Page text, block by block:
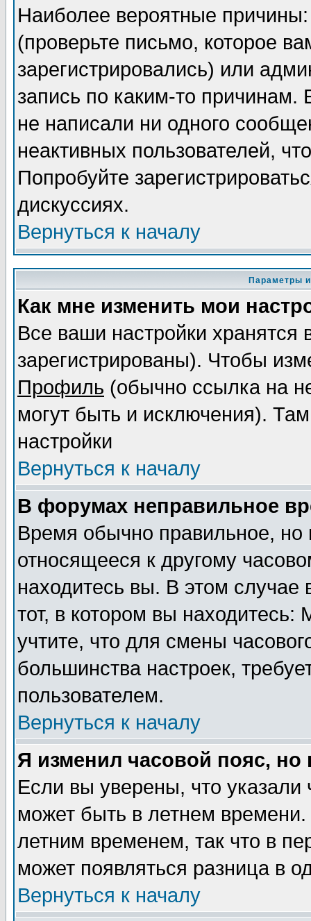
Наиболее вероятные
(проверьте письмо, которое
зарегистрировались) или
запись по каким-то
не написали ни одного
неактивных пользователей,
Попробуйте
дискуссиях.
Вернуться к началу
Параметры
Как мне изменить мои
Все ваши настройки
зарегистрированы). Чтобы
Профиль (обычно ссылка на
могут быть и исключения).
настройки
Вернуться к началу
В форумах неправильное
Время обычно правильное,
относящееся к другому
находитесь вы. В этом
тот, в котором вы
учтите, что для смены
большинства настроек,
пользователем.
Вернуться к началу
Я изменил часовой пояс,
Если вы уверены, что указали
может быть в летнем
летним временем, так что в
может появляться разница в
Вернуться к началу